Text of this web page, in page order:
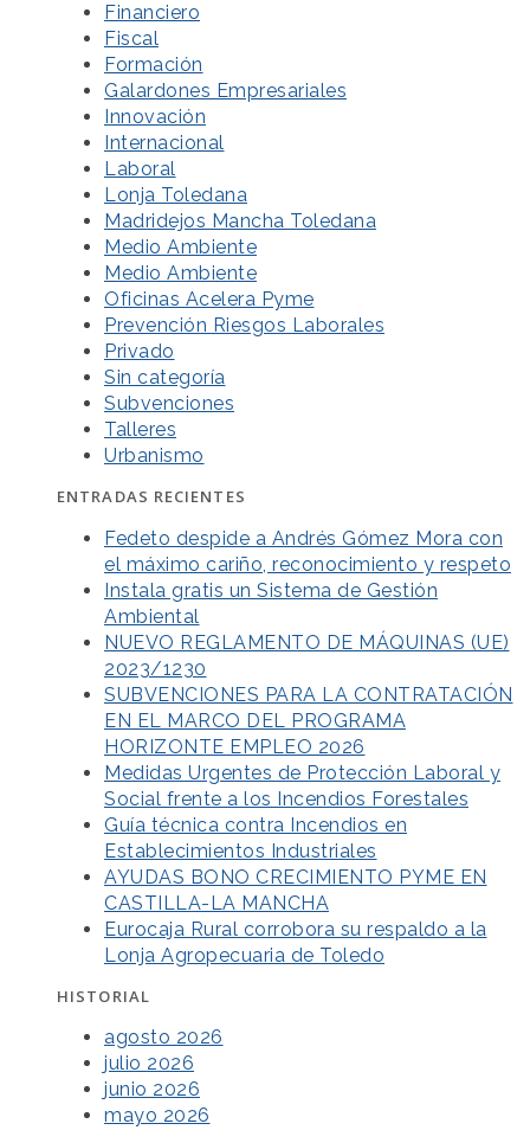
Financiero
Fiscal
Formación
Galardones Empresariales
Innovación
Internacional
Laboral
Lonja Toledana
Madridejos Mancha Toledana
Medio Ambiente
Medio Ambiente
Oficinas Acelera Pyme
Prevención Riesgos Laborales
Privado
Sin categoría
Subvenciones
Talleres
Urbanismo
ENTRADAS RECIENTES
Fedeto despide a Andrés Gómez Mora con
el máximo cariño, reconocimiento y respeto
Instala gratis un Sistema de Gestión
Ambiental
NUEVO REGLAMENTO DE MÁQUINAS (UE)
2023/1230
SUBVENCIONES PARA LA CONTRATACIÓN
EN EL MARCO DEL PROGRAMA
HORIZONTE EMPLEO 2026
Medidas Urgentes de Protección Laboral y
Social frente a los Incendios Forestales
Guía técnica contra Incendios en
Establecimientos Industriales
AYUDAS BONO CRECIMIENTO PYME EN
CASTILLA-LA MANCHA
Eurocaja Rural corrobora su respaldo a la
Lonja Agropecuaria de Toledo
HISTORIAL
agosto 2026
julio 2026
junio 2026
mayo 2026